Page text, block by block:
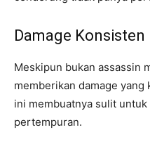
Damage Konsisten
Meskipun bukan assassin
memberikan damage yang
ini membuatnya sulit
pertempuran.